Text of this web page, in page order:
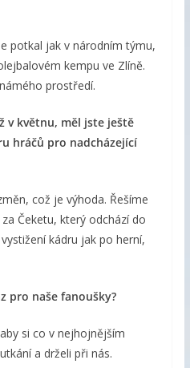
potkal jak v národním týmu,
kempu ve Zlíně.
prostředí.
v květnu, měl jste ještě
hráčů pro nadcházející
což je výhoda. Řešíme
Čeketu, který odchází do
kádru jak po herní,
pro naše fanoušky?
si co v nejhojnějším
a drželi při nás.